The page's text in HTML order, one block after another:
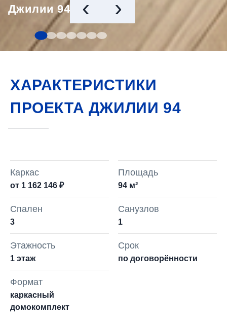
Джилии 94 ‹ ›
ХАРАКТЕРИСТИКИ
ПРОЕКТА ДЖИЛИИ 94
Каркас
от 1 162 146 ₽
Площадь
94 м²
Спален
3
Санузлов
1
Этажность
1 этаж
Срок
по договорённости
Формат
каркасный
домокомплект